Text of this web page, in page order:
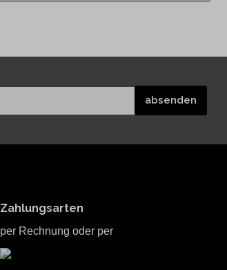
Zahlungsarten
per Rechnung oder per